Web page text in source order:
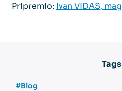
Pripremio: Ivan VIDAS,
Tags
#Blog